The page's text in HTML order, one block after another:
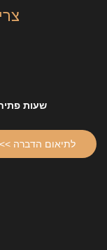
שעות
לתיאום הדברה >>